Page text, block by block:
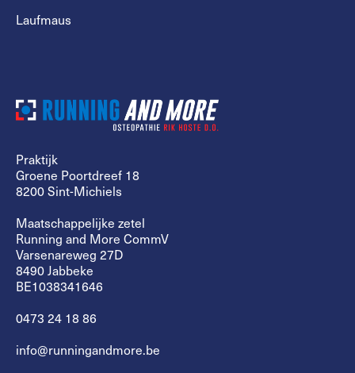
Laufmaus
Praktijk
Groene Poortdreef 18
8200 Sint-Michiels
Maatschappelijke zetel
Running and More CommV
Varsenareweg 27D
8490 Jabbeke
BE1038341646
0473 24 18 86
info@runningandmore.be